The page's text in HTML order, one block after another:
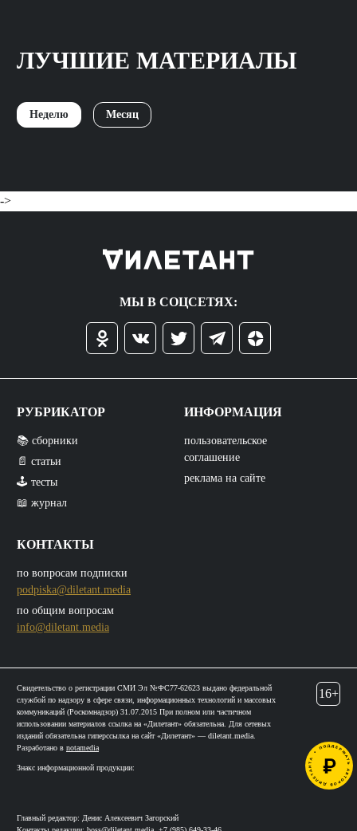
ЛУЧШИЕ МАТЕРИАЛЫ
Неделю Месяц
->
МЫ В СОЦСЕТЯХ:
РУБРИКАТОР
📚 сборники
📄 статьи
🕹️ тесты
📖 журнал
КОНТАКТЫ
по вопросам подписки
podpiska@diletant.media
по общим вопросам
info@diletant.media
ИНФОРМАЦИЯ
пользовательское
соглашение
реклама на сайте
Свидетельство о регистрации СМИ Эл №ФС77-62623 выдано федеральной
службой по надзору в сфере связи, информационных технологий и массовых
коммуникаций (Роскомнадзор) 31.07.2015 При полном или частичном
использовании материалов ссылка на «Дилетант» обязательна. Для сетевых
изданий обязательна гиперссылка на сайт «Дилетант» — diletant.media.
Разработано в notamedia
Знакс информационной продукции:
Главный редактор: Денис Алексеевич Загорский
16+